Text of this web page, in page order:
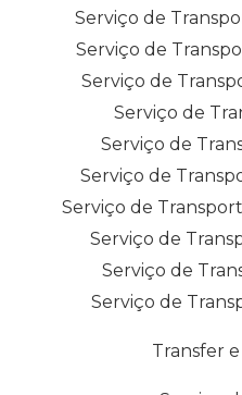
Serviço de
Serviço de
Serviço de
Serviço de
Serviço de
Serviço de
Serviço de
Serviço de
Serviço de
Serviço de
Transfer